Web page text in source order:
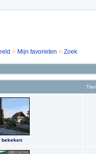
Mijn favorieten Zoek
Titel
bekeken